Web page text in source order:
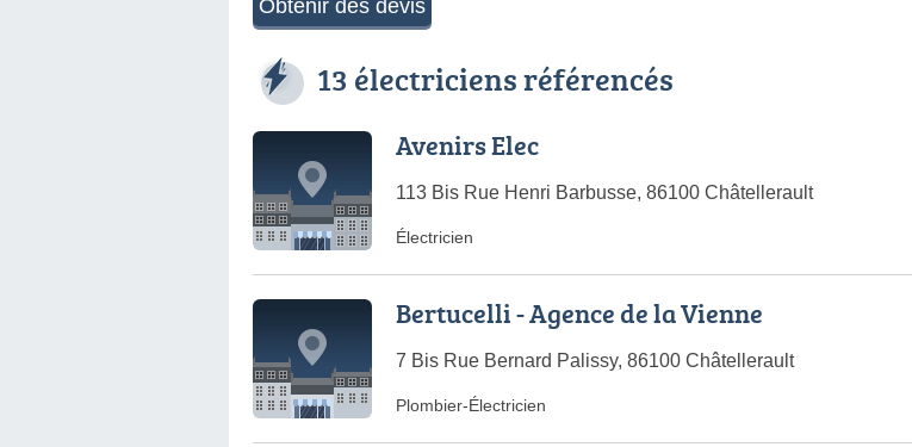
Obtenir des devis
13 électriciens référencés
Avenirs Elec
113 Bis Rue Henri Barbusse, 86100 Châtellerault
Électricien
Bertucelli - Agence de la Vienne
7 Bis Rue Bernard Palissy, 86100 Châtellerault
Plombier-Électricien